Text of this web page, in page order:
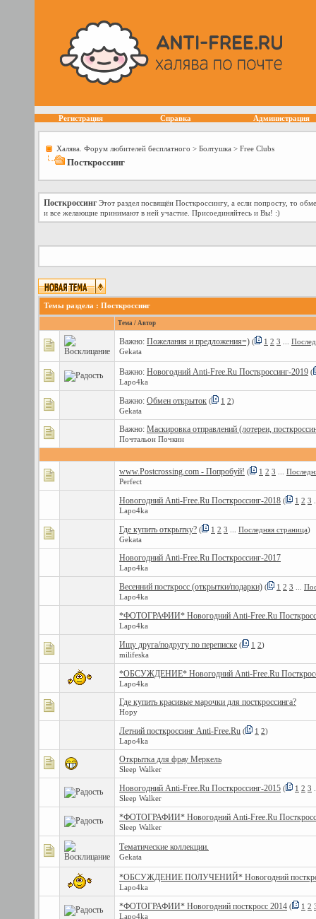
Регистрация Справка Администрация
Халява. Форум любителей бесплатного > Болтушка > Free Сlubs
Посткроссинг
Посткроссинг Этот раздел посвящён Посткроссингу, а если попросту, то
и все желающие принимают в ней участие. Присоединяйтесь и Вы! :)
Темы раздела : Посткроссинг
Тема / Автор
Важно: Пожелания и предложения=) ( 1 2 3
Gekata
Важно: Новогодний Anti-Free.Ru Посткроссинг-2019 (
Lapo4ka
Важно: Обмен открыток ( 1 2)
Gekata
Важно: Маскировка отправлений (лотереи,
Почтальон Почкин
www.Postcrossing.com - Попробуй! ( 1 2 3
Perfect
Новогодний Anti-Free.Ru Посткроссинг-2018 ( 1 2 3
Lapo4ka
Где купить открытку? ( 1 2 3 Последняя страница)
Gekata
Новогодний Anti-Free.Ru Посткроссинг-2017
Lapo4ka
Весенний посткросс (открытки/подарки) ( 1 2 3
Lapo4ka
*ФОТОГРАФИИ* Новогодний Anti-Free.Ru
Lapo4ka
Ищу друга/подругу по переписке ( 1 2)
milifeska
*ОБСУЖДЕНИЕ* Новогодний Anti-Free.Ru
Lapo4ka
Где купить красивые марочки для посткроссинга?
Hopy
Летний посткроссинг Anti-Free.Ru ( 1 2)
Lapo4ka
Открытка для фрау Меркель
Sleep Walker
Новогодний Anti-Free.Ru Посткроссинг-2015 ( 1 2 3
Sleep Walker
*ФОТОГРАФИИ* Новогодний Anti-Free.Ru
Sleep Walker
Тематические коллекции.
Gekata
*ОБСУЖДЕНИЕ ПОЛУЧЕНИЙ* Новогодний
Lapo4ka
*ФОТОГРАФИИ* Новогодний посткросс 2014 ( 1 2
Lapo4ka